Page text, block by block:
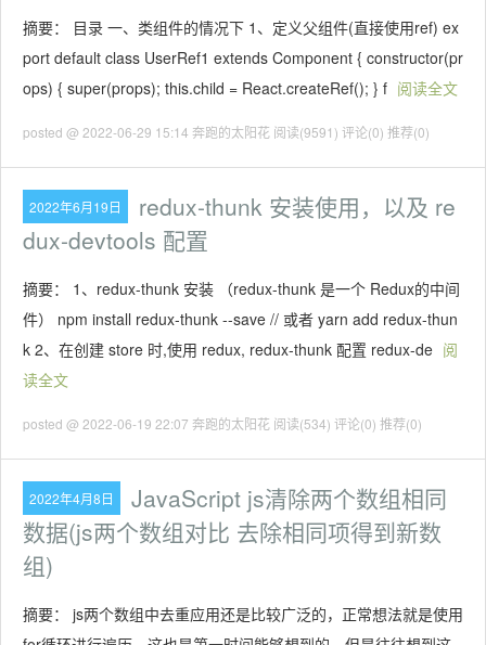
摘要： 目录 一、类组件的情况下 1、定义父组件(直接使用ref) ex
port default class UserRef1 extends Component { constructor(pr
ops) { super(props); this.child = React.createRef(); } f 阅读全文
posted @ 2022-06-29 15:14 奔跑的太阳花 阅读(9591) 评论(0) 推荐(0)
2022年6月19日
redux-thunk 安装使用，以及 re
dux-devtools 配置
摘要： 1、redux-thunk 安装 （redux-thunk 是一个 Redux的中间
件） npm install redux-thunk --save // 或者 yarn add redux-thun
k 2、在创建 store 时,使用 redux, redux-thunk 配置 redux-de 阅
读全文
posted @ 2022-06-19 22:07 奔跑的太阳花 阅读(534) 评论(0) 推荐(0)
2022年4月8日
JavaScript js清除两个数组相同
数据(js两个数组对比 去除相同项得到新数
组)
摘要： js两个数组中去重应用还是比较广泛的，正常想法就是使用